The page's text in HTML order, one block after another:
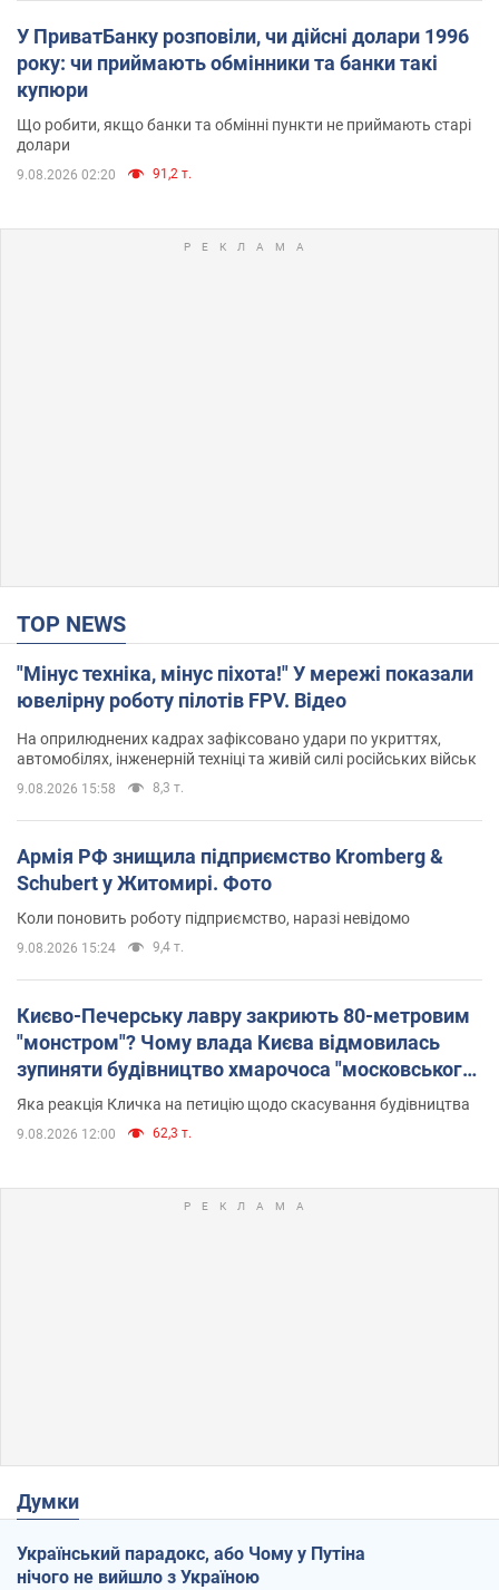
У ПриватБанку розповіли, чи дійсні долари 1996
року: чи приймають обмінники та банки такі
купюри
Що робити, якщо банки та обмінні пункти не приймають старі
долари
9.08.2026 02:20 91,2 т.
TOP NEWS
"Мінус техніка, мінус піхота!" У мережі показали
ювелірну роботу пілотів FPV. Відео
На оприлюднених кадрах зафіксовано удари по укриттях,
автомобілях, інженерній техніці та живій силі російських військ
9.08.2026 15:58 8,3 т.
Армія РФ знищила підприємство Kromberg &
Schubert у Житомирі. Фото
Коли поновить роботу підприємство, наразі невідомо
9.08.2026 15:24 9,4 т.
Києво-Печерську лавру закриють 80-метровим
"монстром"? Чому влада Києва відмовилась
зупиняти будівництво хмарочоса "московського
вірянина"
Яка реакція Кличка на петицію щодо скасування будівництва
9.08.2026 12:00 62,3 т.
Думки
Український парадокс, або Чому у Путіна
нічого не вийшло з Україною